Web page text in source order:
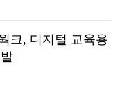
작됩니다.
크, 디지털 교육용